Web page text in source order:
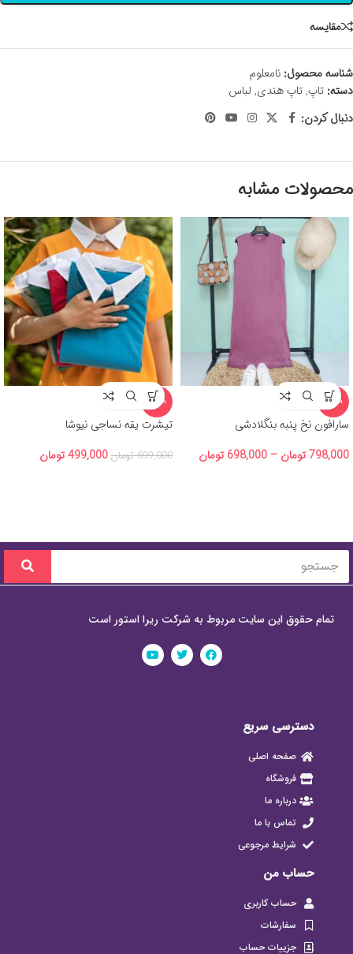
مقايسه
شناسه محصول: نامعلوم
دسته: تاپ,تاپ هندی, لباس
دنبال کردن:
محصولات مشابه
-13%
سارافون نخ پنبه بنگلادشی
798,000تومان –
698,000 تومان
-29%
تیشرت یقه نساجی نیوشا
699,000 تومان 499,000تومان
تمام حقوق این سایت مربوط به شرکت ریرا استور است
دسترسی سریع
صفحه اصلی
فروشگاه
درباره ما
تماس با ما
شرایط مرجوعی
حساب من
حساب کاربری
سفارشات
جزییات حساب